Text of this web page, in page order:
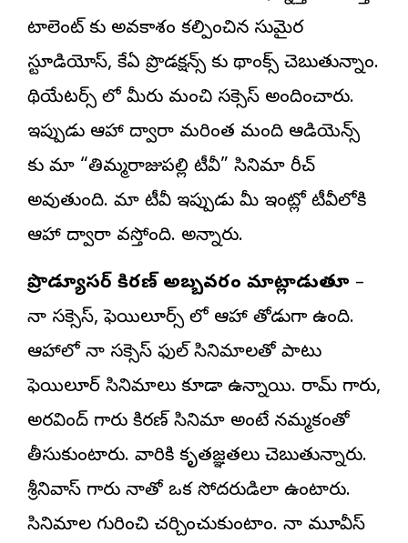
టాలెంట్ కు అవకాశం కల్పించిన సుమైర
స్టూడియోస్, కేఏ ప్రొడక్షన్స్ కు థ్యాంక్స్ చెబుతున్నాం.
థియేటర్స్ లో మీరు మంచి సక్సెస్ అందించారు.
ఇప్పుడు ఆహా ద్వారా మరింత మంది ఆడియెన్స్
కు మా “తిమ్మరాజుపల్లి టీవీ” సినిమా రీచ్
అవుతుంది. మా టీవీ ఇప్పుడు మీ ఇంట్లో టీవీలోకి
ఆహా ద్వారా వస్తోంది. అన్నారు.
ప్రొడ్యూసర్ కిరణ్ అబ్బవరం మాట్లాడుతూ –
నా సక్సెస్, ఫెయిల్యూర్స్ లో ఆహా తోడుగా ఉంది.
ఆహాలో నా సక్సెస్ ఫుల్ సినిమాలతో పాటు
ఫెయిల్యూర్ సినిమాలు కూడా ఉన్నాయి. రామ్ గారు,
అరవింద్ గారు కిరణ్ సినిమా అంటే నమ్మకంతో
తీసుకుంటారు. వారికి కృతజ్ఞతలు చెబుతున్నారు.
శ్రీనివాస్ గారు నాతో ఒక సోదరుడిలా ఉంటారు.
సినిమాల గురించి చర్చించుకుంటాం. నా మూవీస్